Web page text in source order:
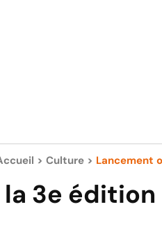
> Culture> Lancement
3e